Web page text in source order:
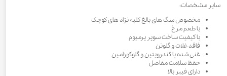
سایر مشخصات:
مخصوص سگ های بالغ کلیه نژاد های کوچک
با طعم مرغ
با کیفیت ساخت سوپر پرمیوم
فاقد غلات و گلوتن
غنی شده با کندرویتین و گلوکوزامین
حفظ سلامت مفاصل
دارای فیبر بالا